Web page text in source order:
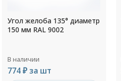
Угол желоба 135° диаметр
180 мм Цинк
В наличии
570 ₽ за шт